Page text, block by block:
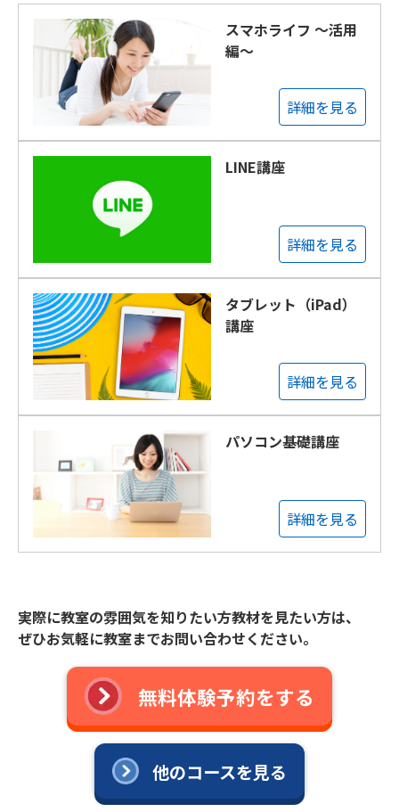
スマホライフ ～活用
編～
詳細を見る
LINE講座
詳細を見る
タブレット（iPad）
講座
詳細を見る
パソコン基礎講座
詳細を見る
実際に教室の雰囲気を知りたい方教材を見たい方は、
ぜひお気軽に教室までお問い合わせください。
無料体験予約をする
他のコースを見る